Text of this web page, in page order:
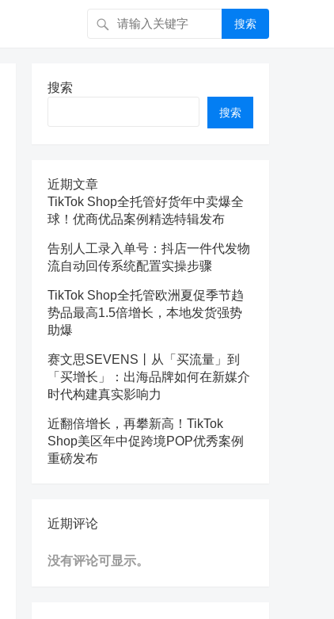
搜索
搜索
搜索
近期文章
TikTok Shop全托管好货年中卖爆全
球！优商优品案例精选特辑发布
告别人工录入单号：抖店一件代发物
流自动回传系统配置实操步骤
TikTok Shop全托管欧洲夏促季节趋
势品最高1.5倍增长，本地发货强势
助爆
赛文思SEVENS丨从「买流量」到
「买增长」：出海品牌如何在新媒介
时代构建真实影响力
近翻倍增长，再攀新高！TikTok
Shop美区年中促跨境POP优秀案例
重磅发布
近期评论
没有评论可显示。